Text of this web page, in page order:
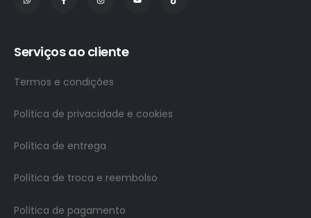
Serviços ao cliente
Termos e condições
Política de privacidade e cookies
Política de entrega
Política de troca e reembolso
Política de pagamento